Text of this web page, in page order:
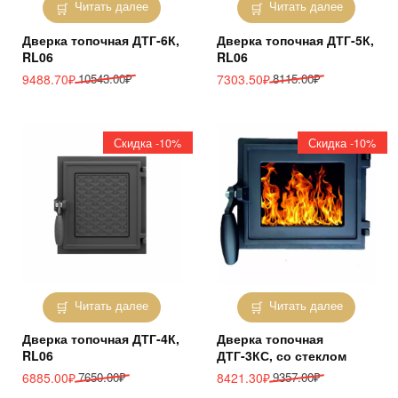
Читать далее
Дверка топочная ДТГ-6К,
RL06
10543.00₽
Первоначальная
9488.70₽
Текущая
Читать далее
Дверка топочная ДТГ-5К,
RL06
8115.00₽
Первоначальная
8115.00₽.
7303.50₽
Текущая
Читать далее
Скидка -10%
Дверка топочная ДТГ-4К,
RL06
7650.00₽
Первоначальная
6885.00₽
Текущая
Читать далее
Скидка -10%
Дверка топочная
ДТГ-3КС, со стеклом
9357.00₽
Первоначальная
8421.30₽
Текущая